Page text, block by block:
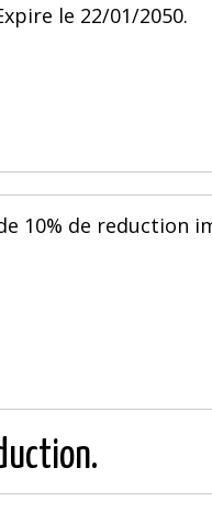
le 22/01/2050.
10% de reduction